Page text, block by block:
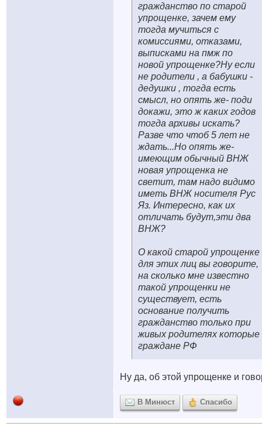
гражданство по старой
упрощенке, зачем ему
тогда мучиться с
комиссиями, отказами,
выписками на пмж по
новой упрощенке?Ну если
не родители , а бабушки -
дедушки , тогда есть
смысл, но опять же- поди
докажи, это ж каких годов
тогда архивы искать?
Разве что чтоб 5 лет не
ждать...Но опять же-
имеющим обычный ВНЖ
новая упрощенка не
светит, там надо видимо
иметь ВНЖ носителя Рус
Яз. Интересно, как их
отличать будут,эти два
ВНЖ?
О какой старой упрощенке
для этих лиц вы говорите,
на сколько мне известно
такой упрощенки не
существует, есть
основание получить
гражданство только при
живых родителях которые
граждане РФ
Ну да, об этой упрощенке и
В Минюст Спасибо